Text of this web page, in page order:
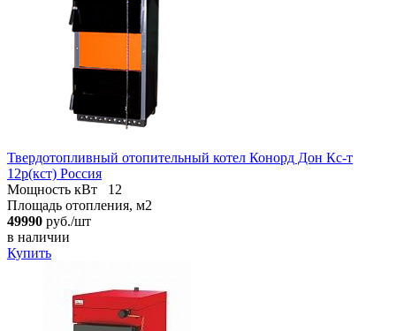
Твердотопливный отопительный котел Конорд Дон Кс-т
12р(кст) Россия
Мощность кВт
12
Площадь отопления, м2
49990 руб./шт
в наличии
Купить